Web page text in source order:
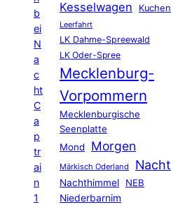
b
ei
N
a
c
ht
C
a
p
tr
ai
n
1
Kesselwagen Kuchen
Leerfahrt
LK Dahme-Spreewald
LK Oder-Spree
Mecklenburg-
Vorpommern
Mecklenburgische
Seenplatte
Mond
Morgen
Märkisch Oderland Nacht
Nachthimmel
NEB
Niederbarnim